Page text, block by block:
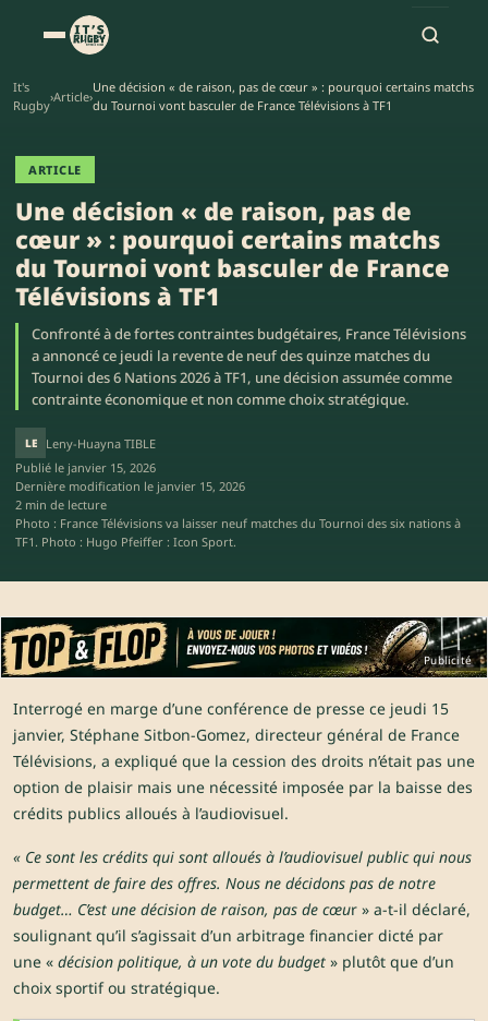
It's
Rugby
›Article›
Une décision « de raison, pas de cœur » : pourquoi certains matchs
du Tournoi vont basculer de France Télévisions à TF1
ARTICLE
Une décision « de raison, pas de
cœur » : pourquoi certains matchs
du Tournoi vont basculer de France
Télévisions à TF1
Confronté à de fortes contraintes budgétaires, France Télévisions
a annoncé ce jeudi la revente de neuf des quinze matches du
Tournoi des 6 Nations 2026 à TF1, une décision assumée comme
contrainte économique et non comme choix stratégique.
LE
Leny-Huayna TIBLE
Publié le janvier 15, 2026
Dernière modification le janvier 15, 2026
2 min de lecture
Photo : France Télévisions va laisser neuf matches du Tournoi des six nations à
TF1. Photo : Hugo Pfeiffer : Icon Sport.
Publicité
Interrogé en marge d’une conférence de presse ce jeudi 15
janvier, Stéphane Sitbon-Gomez, directeur général de France
Télévisions, a expliqué que la cession des droits n’était pas une
option de plaisir mais une nécessité imposée par la baisse des
crédits publics alloués à l’audiovisuel.
« Ce sont les crédits qui sont alloués à l’audiovisuel public qui nous
permettent de faire des offres. Nous ne décidons pas de notre
budget… C’est une décision de raison, pas de cœur » a-t-il déclaré,
soulignant qu’il s’agissait d’un arbitrage financier dicté par
une « décision politique, à un vote du budget » plutôt que d’un
choix sportif ou stratégique.